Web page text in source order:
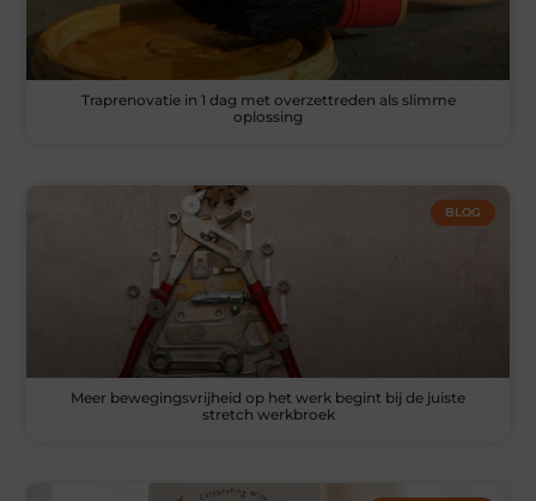
Traprenovatie in 1 dag met overzettreden als slimme
oplossing
BLOG
Meer bewegingsvrijheid op het werk begint bij de juiste
stretch werkbroek